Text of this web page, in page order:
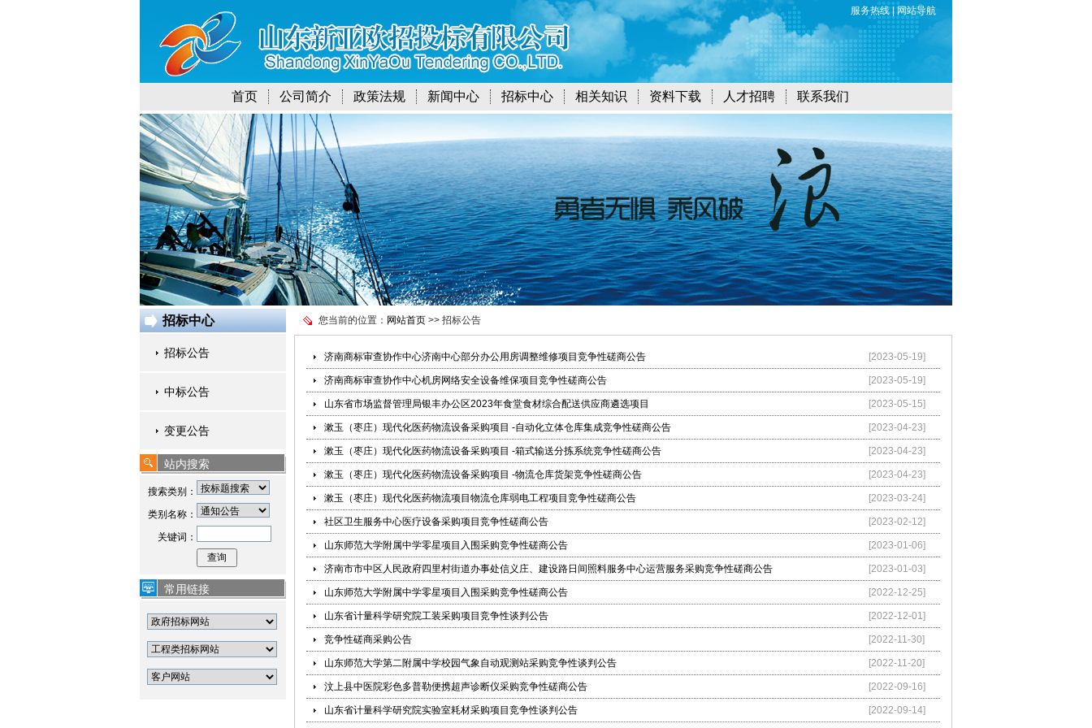
服务热线|网站导航
首页 公司简介 政策法规 新闻中心 招标中心 相关知识 资料下载 人才招聘 联系我们
招标中心
招标公告
中标公告
变更公告
站内搜索
搜索类别：
类别名称：
关键词：
常用链接
您当前的位置： 网站首页 >> 招标公告
济南商标审查协作中心济南中心部分办公用房调整维修项目竞争性磋商公告 [2023-05-19]
济南商标审查协作中心机房网络安全设备维保项目竞争性磋商公告 [2023-05-19]
山东省市场监督管理局银丰办公区2023年食堂食材综合配送供应商遴选项目 [2023-05-15]
漱玉（枣庄）现代化医药物流设备采购项目 -自动化立体仓库集成竞争性磋商公告 [2023-04-23]
漱玉（枣庄）现代化医药物流设备采购项目 -箱式输送分拣系统竞争性磋商公告 [2023-04-23]
漱玉（枣庄）现代化医药物流设备采购项目 -物流仓库货架竞争性磋商公告 [2023-04-23]
漱玉（枣庄）现代化医药物流项目物流仓库弱电工程项目竞争性磋商公告 [2023-03-24]
社区卫生服务中心医疗设备采购项目竞争性磋商公告 [2023-02-12]
山东师范大学附属中学零星项目入围采购竞争性磋商公告 [2023-01-06]
济南市市中区人民政府四里村街道办事处信义庄、建设路日间照料服务中心运营服务采购竞争性磋商公告 [2023-01-03]
山东师范大学附属中学零星项目入围采购竞争性磋商公告 [2022-12-25]
山东省计量科学研究院工装采购项目竞争性谈判公告 [2022-12-01]
竞争性磋商采购公告 [2022-11-30]
山东师范大学第二附属中学校园气象自动观测站采购竞争性谈判公告 [2022-11-20]
汶上县中医院彩色多普勒便携超声诊断仪采购竞争性磋商公告 [2022-09-16]
山东省计量科学研究院实验室耗材采购项目竞争性谈判公告 [2022-09-14]